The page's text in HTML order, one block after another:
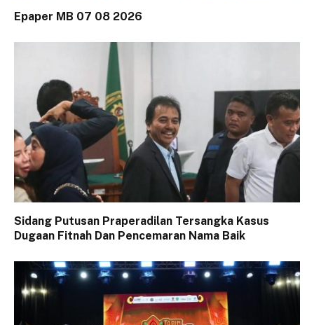
Epaper MB 07 08 2026
Sidang Putusan Praperadilan Tersangka Kasus
Dugaan Fitnah Dan Pencemaran Nama Baik